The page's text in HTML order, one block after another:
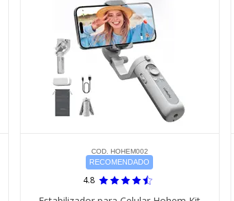
COD. HOHEM002
RECOMENDADO
4.8